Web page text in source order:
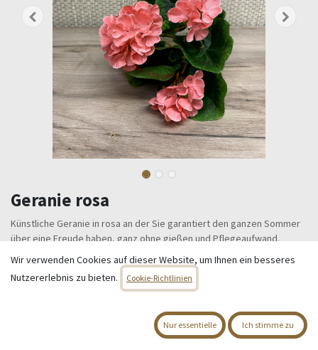
Geranie rosa
Künstliche Geranie in rosa an der Sie garantiert den ganzen Sommer
über eine Freude haben, ganz ohne gießen und Pflegeaufwand.
Länge 25 cm
8,95€ Alle Preise inkl. MwSt.zzgl. Versandkosten
Wir verwenden Cookies auf dieser Website, um Ihnen ein besseres
Nutzererlebnis zu bieten.
Cookie-Richtlinien
Nur essentielle Ich stimme zu